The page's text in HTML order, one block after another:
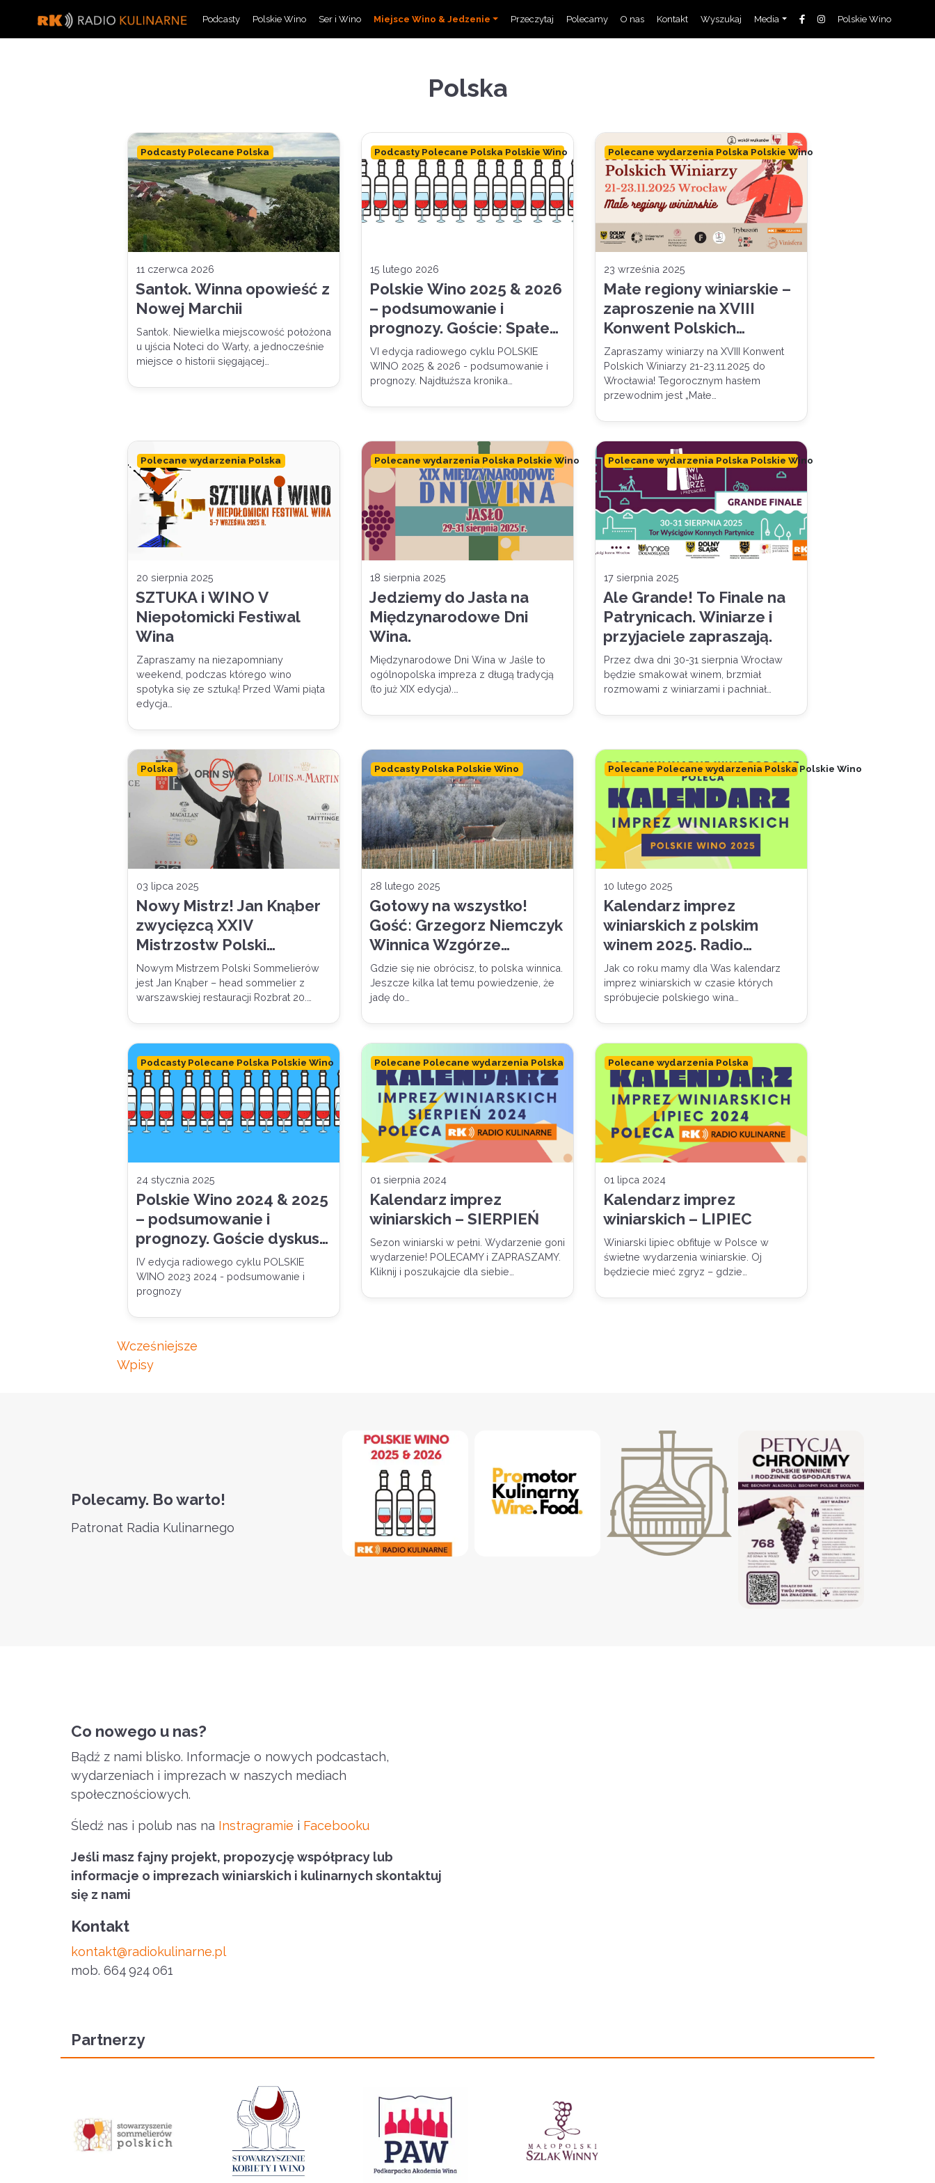
Podcasty Polskie Wino Ser i Wino Miejsce Wino & Jedzenie Przeczytaj Polecamy O nas Kontakt Wyszukaj Media Polskie Wino
Polska
Podcasty Polecane Polska
11 czerwca 2026
Santok. Winna opowieść z
Nowej Marchii
Santok. Niewielka miejscowość położona
u ujścia Noteci do Warty, a jednocześnie
miejsce o historii sięgającej…
Podcasty Polecane Polska Polskie Wino
15 lutego 2026
Polskie Wino 2025 & 2026
– podsumowanie i
prognozy. Goście: Spałek,
Froń, Kapczyński.
Prowadzenie Wilczyński
VI edycja radiowego cyklu POLSKIE
WINO 2025 & 2026 - podsumowanie i
prognozy. Najdłuźsza kronika…
Polecane wydarzenia Polska Polskie Wino
23 września 2025
Małe regiony winiarskie –
zaproszenie na XVIII
Konwent Polskich
Winiarzy
Zapraszamy winiarzy na XVIII Konwent
Polskich Winiarzy 21-23.11.2025 do
Wrocławia! Tegorocznym hasłem
przewodnim jest „Małe…
Polecane wydarzenia Polska
20 sierpnia 2025
SZTUKA i WINO V
Niepołomicki Festiwal
Wina
Zapraszamy na niezapomniany
weekend, podczas którego wino
spotyka się ze sztuką! Przed Wami piąta
edycja…
Polecane wydarzenia Polska Polskie Wino
18 sierpnia 2025
Jedziemy do Jasła na
Międzynarodowe Dni
Wina.
Międzynarodowe Dni Wina w Jaśle to
ogólnopolska impreza z długą tradycją
(to już XIX edycja).…
Polecane wydarzenia Polska Polskie Wino
17 sierpnia 2025
Ale Grande! To Finale na
Patrynicach. Winiarze i
przyjaciele zapraszają.
Przez dwa dni 30-31 sierpnia Wrocław
będzie smakował winem, brzmiał
rozmowami z winiarzami i pachniał…
Polska
03 lipca 2025
Nowy Mistrz! Jan Knąber
zwycięzcą XXIV
Mistrzostw Polski
Sommelierów!
Nowym Mistrzem Polski Sommelierów
jest Jan Knąber – head sommelier z
warszawskiej restauracji Rozbrat 20.…
Podcasty Polska Polskie Wino
28 lutego 2025
Gotowy na wszystko!
Gość: Grzegorz Niemczyk
Winnica Wzgórze
Lanckorońskie
Gdzie się nie obrócisz, to polska winnica.
Jeszcze kilka lat temu powiedzenie, że
jadę do…
Polecane Polecane wydarzenia Polska Polskie Wino
10 lutego 2025
Kalendarz imprez
winiarskich z polskim
winem 2025. Radio
Kulinarne poleca!
Jak co roku mamy dla Was kalendarz
imprez winiarskich w czasie których
spróbujecie polskiego wina…
Podcasty Polecane Polska Polskie Wino
24 stycznia 2025
Polskie Wino 2024 & 2025
– podsumowanie i
prognozy. Goście dyskusji:
Froń & Kapczyński.
Prowadzenie Wilczyński
IV edycja radiowego cyklu POLSKIE
WINO 2023 2024 - podsumowanie i
prognozy
Polecane Polecane wydarzenia Polska
01 sierpnia 2024
Kalendarz imprez
winiarskich – SIERPIEŃ
Sezon winiarski w pełni. Wydarzenie goni
wydarzenie! POLECAMY i ZAPRASZAMY.
Kliknij i poszukajcie dla siebie…
Polecane wydarzenia Polska
01 lipca 2024
Kalendarz imprez
winiarskich – LIPIEC
Winiarski lipiec obfituje w Polsce w
świetne wydarzenia winiarskie. Oj
będziecie mieć zgryz – gdzie…
Nawigacja
po
Wcześniejsze
Wpisy
Polecamy. Bo warto!
Patronat Radia Kulinarnego
Co nowego u nas?
Bądź z nami blisko. Informacje o nowych podcastach,
wydarzeniach i imprezach w naszych mediach
społecznościowych.
Śledź nas i polub nas na Instragramie i Facebooku
Jeśli masz fajny projekt, propozycję współpracy lub
informacje o imprezach winiarskich i kulinarnych skontaktuj
się z nami
Kontakt
kontakt@radiokulinarne.pl
mob. 664 924 061
Partnerzy